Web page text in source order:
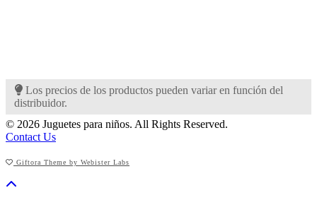
Los precios de los productos pueden variar en función del
distribuidor.
© 2026 Juguetes para niños. All Rights Reserved.
Contact Us
Giftora Theme by Webister Labs